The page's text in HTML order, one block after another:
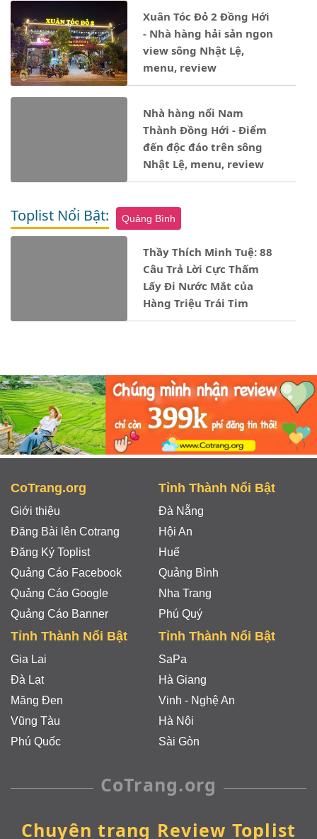
Xuân Tóc Đỏ 2 Đồng Hới
- Nhà hàng hải sản ngon
view sông Nhật Lệ,
menu, review
Nhà hàng nổi Nam
Thành Đồng Hới - Điểm
đến độc đáo trên sông
Nhật Lệ, menu, review
Toplist Nổi Bật: Quảng Bình
Thầy Thích Minh Tuệ: 88
Câu Trả Lời Cực Thấm
Lấy Đi Nước Mắt của
Hàng Triệu Trái Tim
CoTrang.org
Giới thiệu
Đăng Bài lên Cotrang
Đăng Ký Toplist
Quảng Cáo Facebook
Quảng Cáo Google
Quảng Cáo Banner
Tỉnh Thành Nổi Bật
Đà Nẵng
Hội An
Huế
Quảng Bình
Nha Trang
Phú Quý
Tỉnh Thành Nổi Bật
Gia Lai
Đà Lạt
Măng Đen
Vũng Tàu
Phú Quốc
Tỉnh Thành Nổi Bật
SaPa
Hà Giang
Vinh - Nghệ An
Hà Nội
Sài Gòn
CoTrang.org
Chuyên trang Review Toplist